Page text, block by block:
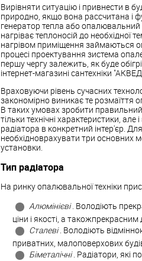
Вирівняти ситуацію і привнести в
природно, якщо вона рассчитана і
генератор тепла або
нагріває теплоносій до
нагрівом приміщення займаються
процесі проектування зистема
першу чергу залежить, як буде
інтернет-магазині сантехніки
Враховуючи рівень сучасних
закономірно виникає те розмаїття
В таких умовах зробити
тільки технічні характеристики,
радіатора в конкретний інтер'єр.
необхідноврахувати три основних
установки.
Тип радіатора
На ринку опалювальної техніки
Алюмінієві. Володіють
ціни і якості, а
Сталеві. Володіють
приватних, малоповерхових
Біметалічні. Радіатори, які